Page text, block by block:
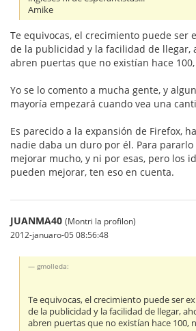
Amike
Te equivocas, el crecimiento puede ser
de la publicidad y la facilidad de llegar,
abren puertas que no existían hace
Yo se lo comento a mucha gente, y
mayoría empezará cuando vea una
Es parecido a la expansión de Firefox,
nadie daba un duro por él. Para pararlo
mejorar mucho, y ni por esas, pero los
pueden mejorar, ten eso en cuenta.
JUANMA40 (Montri la profilon)
2012-januaro-05 08:56:48
gmolleda:
Te equivocas, el crecimiento puede ser
de la publicidad y la facilidad de llegar,
abren puertas que no existían hace 100,